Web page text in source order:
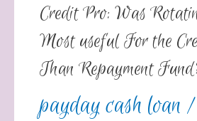
Credit Pro: Was
Most useful For the
Than Repayment
payday cash loan